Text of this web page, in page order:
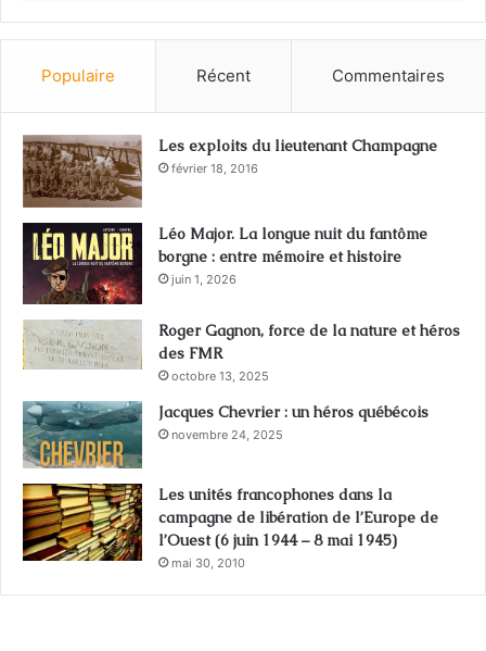
Populaire Récent Commentaires
Les exploits du lieutenant Champagne
février 18, 2016
Léo Major. La longue nuit du fantôme
borgne : entre mémoire et histoire
juin 1, 2026
Roger Gagnon, force de la nature et héros
des FMR
octobre 13, 2025
Jacques Chevrier : un héros québécois
novembre 24, 2025
Les unités francophones dans la
campagne de libération de l’Europe de
l’Ouest (6 juin 1944 – 8 mai 1945)
mai 30, 2010